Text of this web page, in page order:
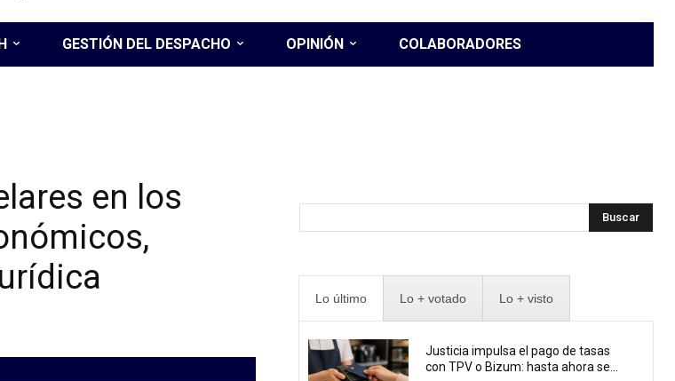
GESTIÓN DEL DESPACHO OPINIÓN COLABORADORES
en los
Buscar
Lo último Lo + votado Lo + visto
Justicia impulsa el pago de tasas
con TPV o Bizum: hasta ahora se...